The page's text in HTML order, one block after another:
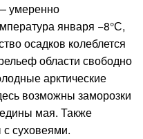
умеренно
января −8°С,
осадков колеблется
области свободно
арктические
возможны заморозки
мая. Также
суховеями.